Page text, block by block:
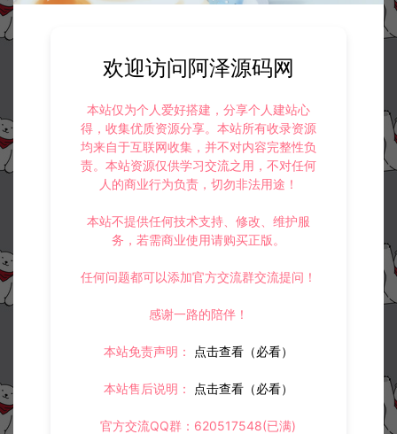
欢迎访问阿泽源码网
本站仅为个人爱好搭建，分享个人建站心
得，收集优质资源分享。本站所有收录资源
均来自于互联网收集，并不对内容完整性负
责。本站资源仅供学习交流之用，不对任何
人的商业行为负责，切勿非法用途！
本站不提供任何技术支持、修改、维护服
务，若需商业使用请购买正版。
任何问题都可以添加官方交流群交流提问！
感谢一路的陪伴！
本站免责声明： 点击查看（必看）
本站售后说明： 点击查看（必看）
官方交流QQ群：620517548(已满)